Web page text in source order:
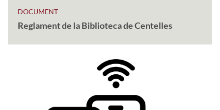
DOCUMENT
Reglament de la Biblioteca de Centelles